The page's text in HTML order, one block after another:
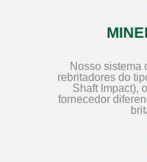
Nosso sistema
rebritadores do
Shaft Impact),
fornecedor